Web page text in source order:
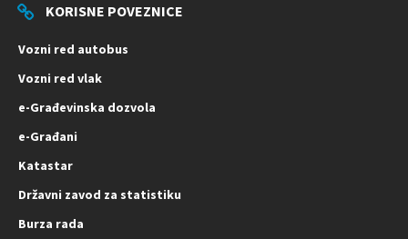
KORISNE POVEZNICE
Vozni red autobus
Vozni red vlak
e-Građevinska dozvola
e-Građani
Katastar
Državni zavod za statistiku
Burza rada